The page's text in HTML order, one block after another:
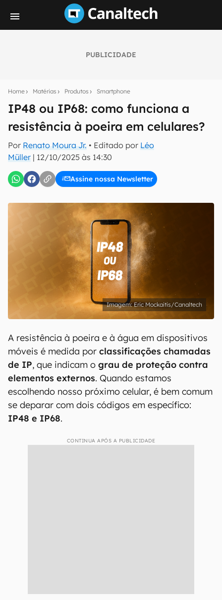
PUBLICIDADE
Home Matérias Produtos Smartphone
IP48 ou IP68: como funciona a
resistência à poeira em celulares?
Por Renato Moura Jr. • Editado por Léo
Müller | 12/10/2025 às 14:30
Assine nossa Newsletter
notícias e reviews sobre tecnologia em primeira
mão.
E-mail
Uso e Política de Privacidade do Canaltech.
Eric Mockaitis/Canaltech
A resistência à poeira e à água em dispositivos
móveis é medida por classificações chamadas
de IP, que indicam o grau de proteção contra
elementos externos. Quando estamos
escolhendo nosso próximo celular, é bem comum
se deparar com dois códigos em específico:
IP48 e IP68.
CONTINUA APÓS A PUBLICIDADE